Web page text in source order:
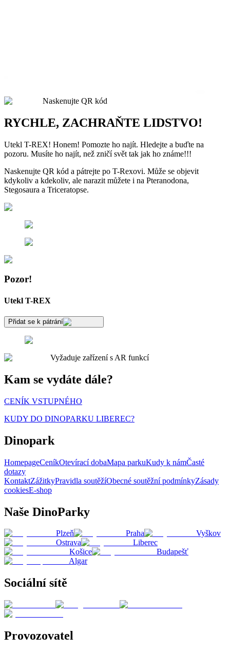
Naskenujte QR kód
RYCHLE, ZACHRAŇTE LIDSTVO!
Utekl T-REX! Honem! Pomozte ho najít. Hledejte a buďte na
pozoru. Musíte ho najít, než zničí svět tak jak ho známe!!!
Naskenujte QR kód a pátrejte po T-Rexovi. Může se objevit
kdykoliv a kdekoliv, ale narazit můžete i na Pteranodona,
Stegosaura a Triceratopse.
Pozor!
Utekl T-REX
Přidat se k pátrání
Vyžaduje zařízení s AR funkcí
Kam se vydáte dále?
CENÍK VSTUPNÉHO
KUDY DO DINOPARKU LIBEREC?
Dinopark
HomepageCeníkOtevírací dobaMapa parkuKudy k námČasté
dotazy
KontaktZážitkyPravidla soutěžíObecné soutěžní podmínkyZásady
cookiesE-shop
Naše DinoParky
Plzeň Praha
Vyškov
Ostrava
Liberec
Košice
Budapešť
Algar
Sociální sítě
Provozovatel